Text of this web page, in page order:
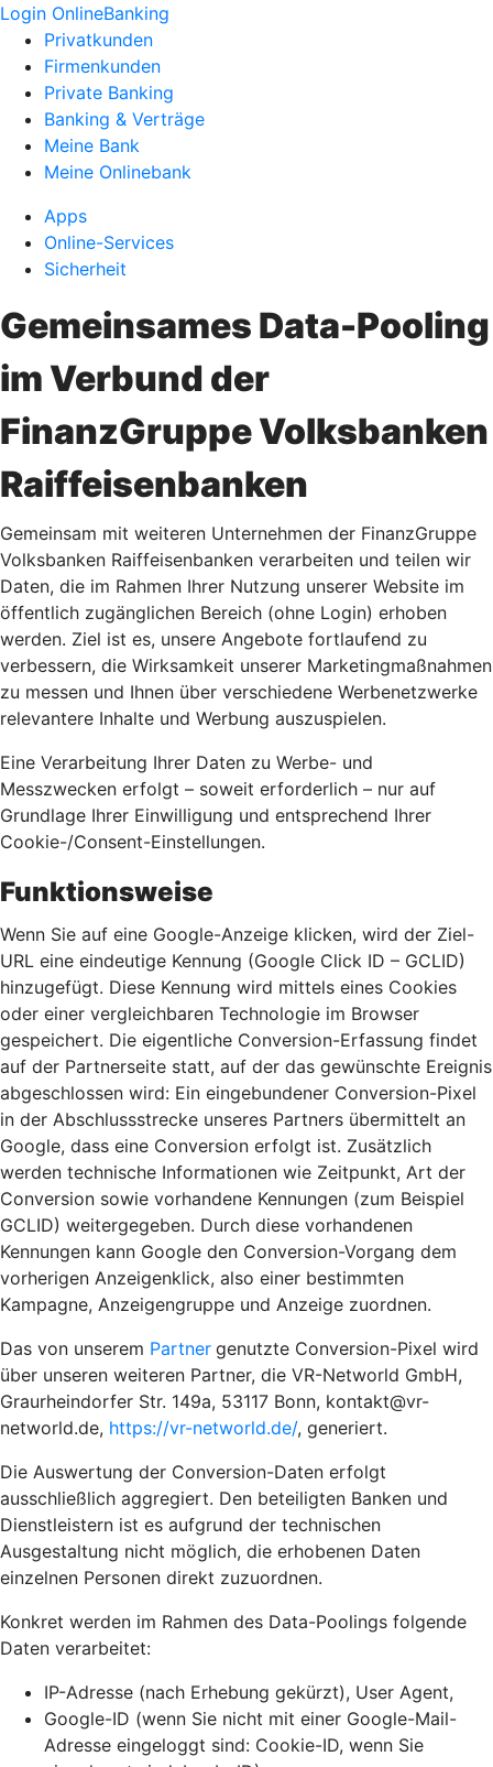
Login OnlineBanking
Privatkunden
Firmenkunden
Private Banking
Banking & Verträge
Meine Bank
Meine Onlinebank
Apps
Online-Services
Sicherheit
Gemeinsames Data-Pooling
im Verbund der
FinanzGruppe Volksbanken
Raiffeisenbanken
Gemeinsam mit weiteren Unternehmen der FinanzGruppe
Volksbanken Raiffeisenbanken verarbeiten und teilen wir
Daten, die im Rahmen Ihrer Nutzung unserer Website im
öffentlich zugänglichen Bereich (ohne Login) erhoben
werden. Ziel ist es, unsere Angebote fortlaufend zu
verbessern, die Wirksamkeit unserer Marketingmaßnahmen
zu messen und Ihnen über verschiedene Werbenetzwerke
relevantere Inhalte und Werbung auszuspielen.
Eine Verarbeitung Ihrer Daten zu Werbe- und
Messzwecken erfolgt – soweit erforderlich – nur auf
Grundlage Ihrer Einwilligung und entsprechend Ihrer
Cookie-/Consent-Einstellungen.
Funktionsweise
Wenn Sie auf eine Google-Anzeige klicken, wird der Ziel-
URL eine eindeutige Kennung (Google Click ID – GCLID)
hinzugefügt. Diese Kennung wird mittels eines Cookies
oder einer vergleichbaren Technologie im Browser
gespeichert. Die eigentliche Conversion-Erfassung findet
auf der Partnerseite statt, auf der das gewünschte Ereignis
abgeschlossen wird: Ein eingebundener Conversion-Pixel
in der Abschlussstrecke unseres Partners übermittelt an
Google, dass eine Conversion erfolgt ist. Zusätzlich
werden technische Informationen wie Zeitpunkt, Art der
Conversion sowie vorhandene Kennungen (zum Beispiel
GCLID) weitergegeben. Durch diese vorhandenen
Kennungen kann Google den Conversion-Vorgang dem
vorherigen Anzeigenklick, also einer bestimmten
Kampagne, Anzeigengruppe und Anzeige zuordnen.
Das von unserem Partner genutzte Conversion-Pixel wird
über unseren weiteren Partner, die VR-Networld GmbH,
Graurheindorfer Str. 149a, 53117 Bonn, kontakt@vr-
networld.de, https://vr-networld.de/, generiert.
Die Auswertung der Conversion-Daten erfolgt
ausschließlich aggregiert. Den beteiligten Banken und
Dienstleistern ist es aufgrund der technischen
Ausgestaltung nicht möglich, die erhobenen Daten
einzelnen Personen direkt zuzuordnen.
Konkret werden im Rahmen des Data-Poolings folgende
Daten verarbeitet:
IP-Adresse (nach Erhebung gekürzt), User Agent,
Google-ID (wenn Sie nicht mit einer Google-Mail-
Adresse eingeloggt sind: Cookie-ID, wenn Sie